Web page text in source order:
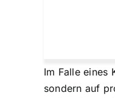
Im Falle eines
sondern auf